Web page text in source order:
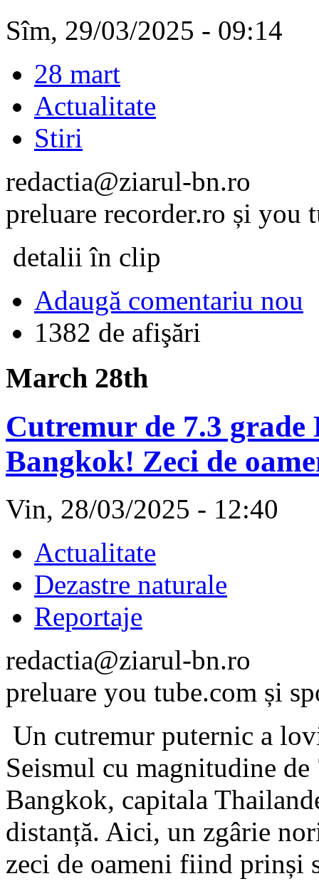
Sîm, 29/03/2025 - 09:14
28 mart
Actualitate
Stiri
redactia@ziarul-bn.ro
preluare recorder.ro și you
detalii în clip
Adaugă comentariu nou
1382 de afişări
March 28th
Cutremur de 7.3
Bangkok! Zeci de
Vin, 28/03/2025 - 12:40
Actualitate
Dezastre naturale
Reportaje
redactia@ziarul-bn.ro
preluare you tube.com și
Un cutremur puternic a
Seismul cu magnitudine
Bangkok, capitala
distanță. Aici, un zgârie
zeci de oameni fiind prinși